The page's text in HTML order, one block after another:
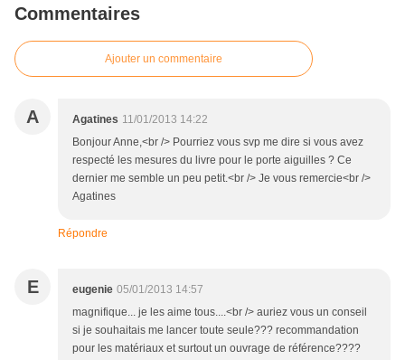
Commentaires
Ajouter un commentaire
A Agatines 11/01/2013 14:22
Bonjour Anne,<br /> Pourriez vous svp me dire si vous avez
respecté les mesures du livre pour le porte aiguilles ? Ce
dernier me semble un peu petit.<br /> Je vous remercie<br />
Agatines
Répondre
E eugenie 05/01/2013 14:57
magnifique... je les aime tous....<br /> auriez vous un conseil
si je souhaitais me lancer toute seule??? recommandation
pour les matériaux et surtout un ouvrage de référence????